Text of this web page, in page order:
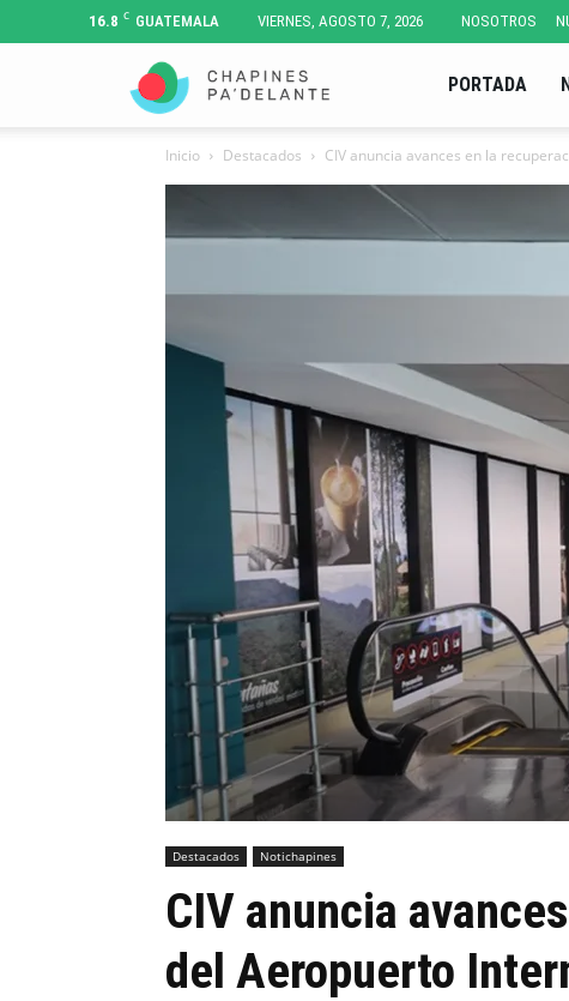
16.8 C GUATEMALA VIERNES, AGOSTO 7, 2026 NOSOTROS
Pa'
PORTADA
Inicio Destacados CIV anuncia avances en la
Destacados Notichapines
CIV anuncia
del Aeropuerto